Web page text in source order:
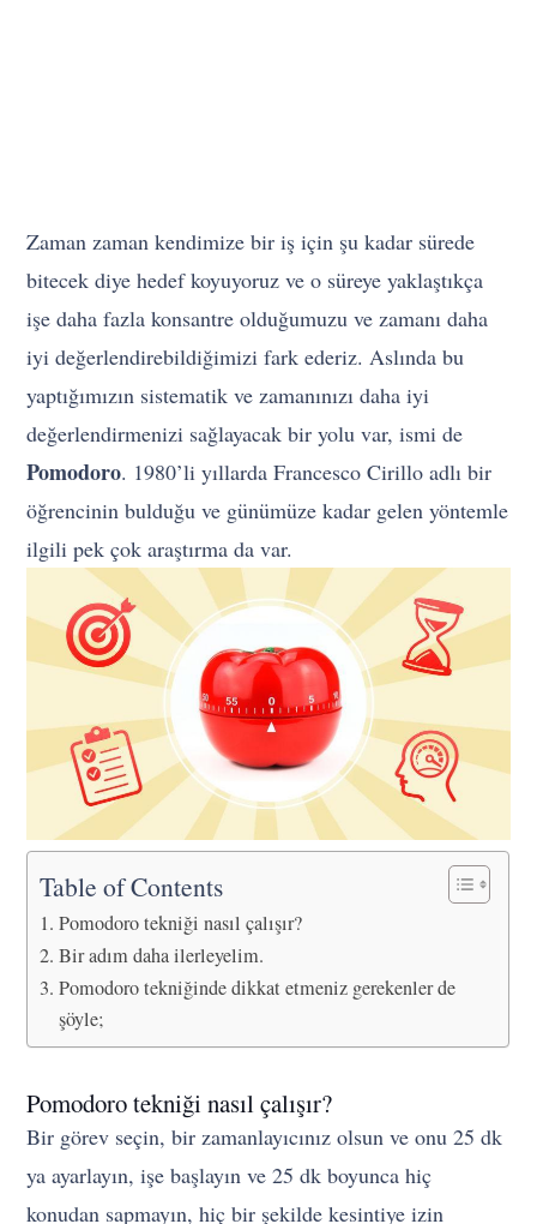
Zaman zaman kendimize bir iş için şu kadar sürede
bitecek diye hedef koyuyoruz ve o süreye yaklaştıkça
işe daha fazla konsantre olduğumuzu ve zamanı daha
iyi değerlendirebildiğimizi fark ederiz. Aslında bu
yaptığımızın sistematik ve zamanınızı daha iyi
değerlendirmenizi sağlayacak bir yolu var, ismi de
Pomodoro. 1980’li yıllarda Francesco Cirillo adlı bir
öğrencinin bulduğu ve günümüze kadar gelen yöntemle
ilgili pek çok araştırma da var.
Table of Contents
Pomodoro tekniği nasıl çalışır?
Bir adım daha ilerleyelim.
Pomodoro tekniğinde dikkat etmeniz gerekenler de
şöyle;
Pomodoro tekniği nasıl çalışır?
Bir görev seçin, bir zamanlayıcınız olsun ve onu 25 dk
ya ayarlayın, işe başlayın ve 25 dk boyunca hiç
konudan sapmayın, hiç bir şekilde kesintiye izin